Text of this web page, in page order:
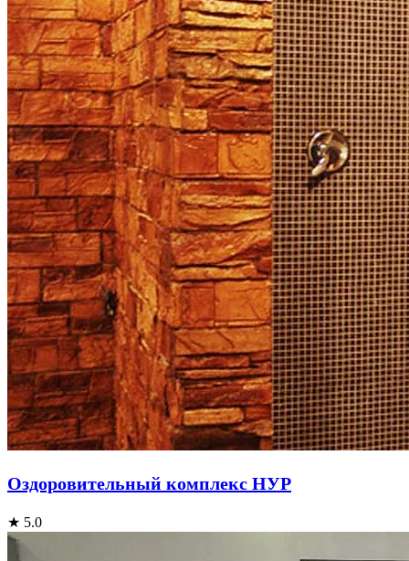
Оздоровительный комплекс НУР
★ 5.0